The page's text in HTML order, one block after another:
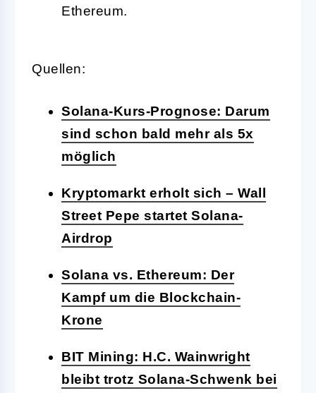
Ethereum.
Quellen:
Solana-Kurs-Prognose: Darum
sind schon bald mehr als 5x
möglich
Kryptomarkt erholt sich – Wall
Street Pepe startet Solana-
Airdrop
Solana vs. Ethereum: Der
Kampf um die Blockchain-
Krone
BIT Mining: H.C. Wainwright
bleibt trotz Solana-Schwenk bei